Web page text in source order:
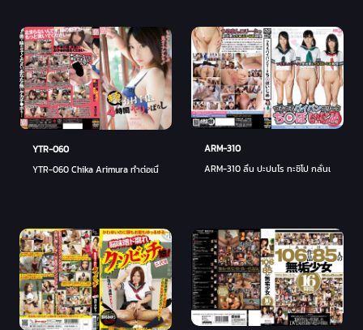
YTR-060
YTR-060 Chika Arimura ทำต่อเนื่องเป็นเวลา 4 ชั่วโมง - ชิกะ อาริมูระ
ARM-310
ARM-310 ลื่น ปะปนโร ทะชิโป กลั่นแกล้ง - ยู